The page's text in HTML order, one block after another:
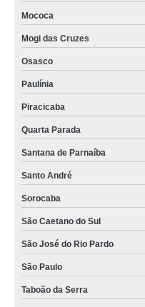
Mococa
Mogi das Cruzes
Osasco
Paulínia
Piracicaba
Quarta Parada
Santana de Parnaíba
Santo André
Sorocaba
São Caetano do Sul
São José do Rio Pardo
São Paulo
Taboão da Serra